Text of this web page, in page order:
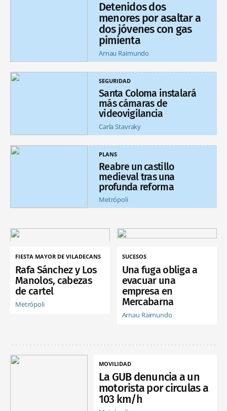
Detenidos dos
menores por asaltar a
dos jóvenes con gas
pimienta
Arnau Raimundo
SEGURIDAD
Santa Coloma instalará
más cámaras de
videovigilancia
Carla Stavraky
PLANS
Reabre un castillo
medieval tras una
profunda reforma
Metrópoli
FIESTA MAYOR DE VILADECANS
Rafa Sánchez y Los
Manolos, cabezas
de cartel
Metrópoli
SUCESOS
Una fuga obliga a
evacuar una
empresa en
Mercabarna
Arnau Raimundo
MOVILIDAD
La GUB denuncia a un
motorista por circulas a
103 km/h